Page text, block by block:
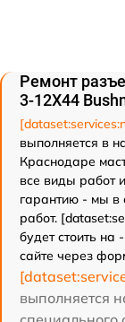
Ремонт
3-12X44
выполняется в
Краснодаре
все виды работ
гарантию - мы в
работ.
будет стоить
сайте через
выполняется